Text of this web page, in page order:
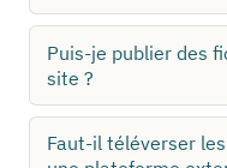
Puis-je publier des
site ?
Faut-il téléverser